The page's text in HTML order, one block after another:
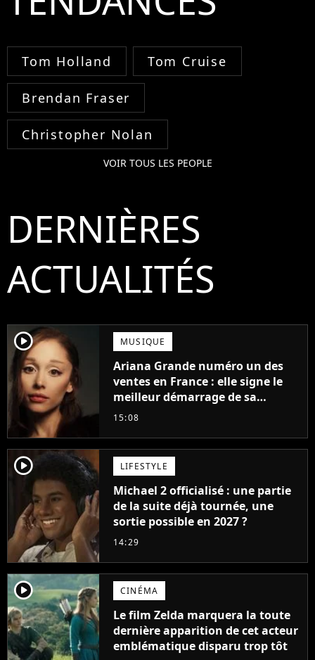
Tom Holland Tom Cruise
Brendan Fraser
Christopher Nolan
VOIR TOUS LES PEOPLE
DERNIÈRES
ACTUALITÉS
player2 MUSIQUE
Ariana Grande numéro un des
ventes en France : elle signe le
meilleur démarrage de sa
carrière avec son album Petal
15:08
player2 LIFESTYLE
Michael 2 officialisé : une partie
de la suite déjà tournée, une
sortie possible en 2027 ?
14:29
player2 CINÉMA
Le film Zelda marquera la toute
dernière apparition de cet acteur
emblématique disparu trop tôt